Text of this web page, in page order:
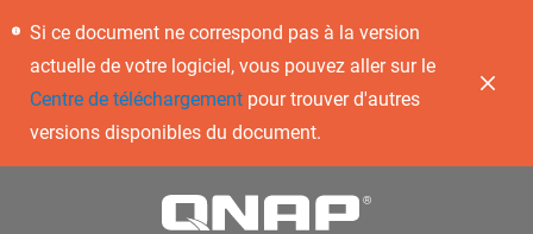
Si ce document ne correspond pas à la version
actuelle de votre logiciel, vous pouvez aller sur le
Centre de téléchargementpour trouver d'autres
versions disponibles du document.